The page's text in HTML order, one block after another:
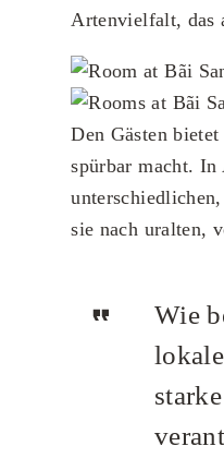
Artenvielfalt, das
Den Gästen bietet
spürbar macht.
sie nach uralten,
Wie